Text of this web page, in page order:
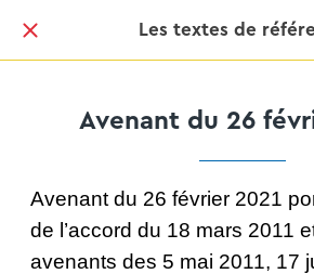
Les textes de
Avenant du 26
Avenant du 26 février 2021
de l’accord du 18 mars 2011
avenants des 5 mai 2011, 17